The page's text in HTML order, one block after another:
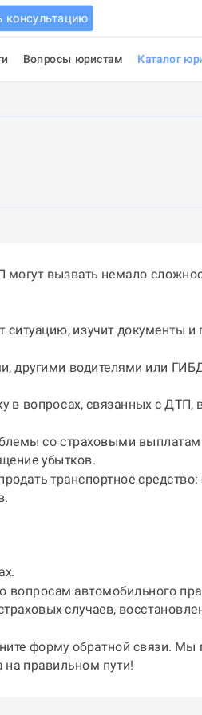
консультацию
Вопросы юристам Каталог
вызвать немало
изучит документы
другими водителями или
вопросах, связанных с ДТП,
со страховыми
убытков.
транспортное
вопросам автомобильного
случаев,
форму обратной связи.
на правильном пути!